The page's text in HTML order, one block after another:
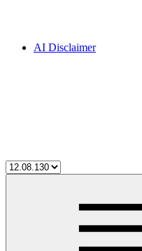
AI Disclaimer